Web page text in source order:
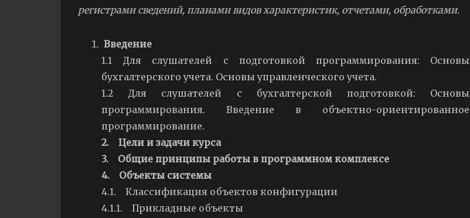
регистрами сведений, планами видов характеристик, отчетами, обработками.
Введение
1.1 Для слушателей с подготовкой программирования: Основы
бухгалтерского учета. Основы управленческого учета.
1.2 Для слушателей с бухгалтерской подготовкой: Основы
программирования. Введение в объектно-ориентированное
программирование.
2. Цели и задачи курса
3. Общие принципы работы в программном комплексе
4. Объекты системы
4.1. Классификация объектов конфигурации
4.1.1. Прикладные объекты